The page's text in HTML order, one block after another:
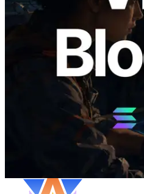
ระดับ slot และบาลิเด